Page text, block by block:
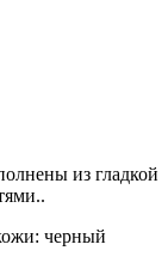
из гладкой
черный